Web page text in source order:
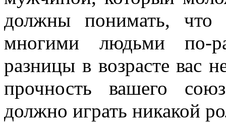
должны понимать, что
многими людьми по-
разницы в возрасте вас
прочность вашего
должно играть никакой